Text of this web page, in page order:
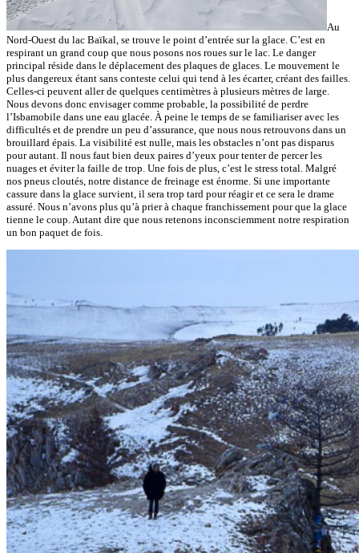
Au
Nord-Ouest du lac Baïkal, se trouve le point d’entrée sur la glace. C’est en
respirant un grand coup que nous posons nos roues sur le lac. Le danger
principal réside dans le déplacement des plaques de glaces. Le mouvement le
plus dangereux étant sans conteste celui qui tend à les écarter, créant des failles.
Celles-ci peuvent aller de quelques centimètres à plusieurs mètres de large.
Nous devons donc envisager comme probable, la possibilité de perdre
l’Isbamobile dans une eau glacée. À peine le temps de se familiariser avec les
difficultés et de prendre un peu d’assurance, que nous nous retrouvons dans un
brouillard épais. La visibilité est nulle, mais les obstacles n’ont pas disparus
pour autant. Il nous faut bien deux paires d’yeux pour tenter de percer les
nuages et éviter la faille de trop. Une fois de plus, c’est le stress total. Malgré
nos pneus cloutés, notre distance de freinage est énorme. Si une importante
cassure dans la glace survient, il sera trop tard pour réagir et ce sera le drame
assuré. Nous n’avons plus qu’à prier à chaque franchissement pour que la glace
tienne le coup. Autant dire que nous retenons inconsciemment notre respiration
un bon paquet de fois.